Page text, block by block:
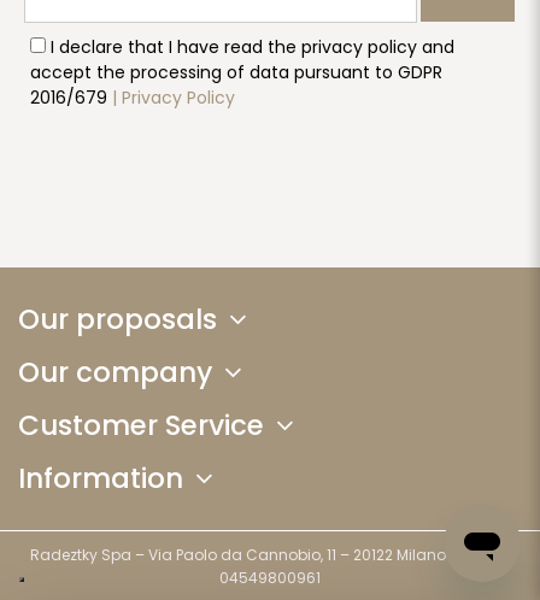
I declare that I have read the privacy policy and
accept the processing of data pursuant to GDPR
2016/679 | Privacy Policy
Our proposals
Our company
Customer Service
Information
Radeztky Spa – Via Paolo da Cannobio, 11 – 20122 Milano (MI) - P.I.
04549800961